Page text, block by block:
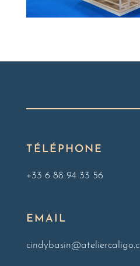
TÉLÉPHONE
+33 6 88 94 33 56
EMAIL